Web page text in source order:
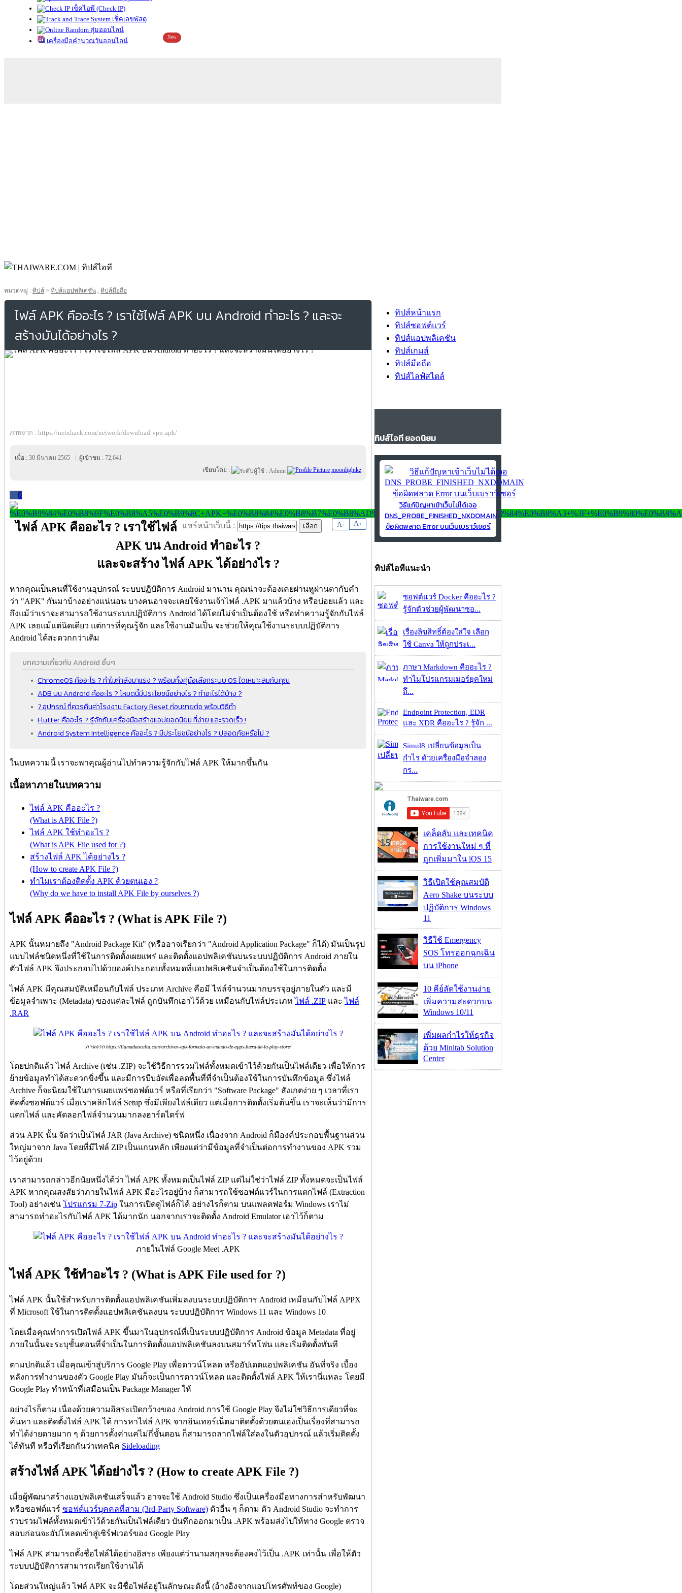
เช็คไอพี (Check IP)
เช็คเลขพัสดุ
สุ่มออนไลน์
เครื่องมือคำนวณวันออนไลน์
New
หมวดหมู่ : ทิปส์ > ทิปส์แอปพลิเคชัน , ทิปส์มือถือ
ไฟล์ APK คืออะไร ? เราใช้ไฟล์ APK บน Android ทำอะไร ? และจะ
สร้างมันได้อย่างไร ?
ภาพจาก : https://netxhack.com/network/download-vpn-apk/
เมื่อ : 30 มีนาคม 2565 ผู้เข้าชม : 72,641
เขียนโดย :
moonlightkz
0
A- A+
แชร์หน้าเว็บนี้ :
ไฟล์ APK คืออะไร ? เราใช้ไฟล์
APK บน Android ทำอะไร ?
และจะสร้าง ไฟล์ APK ได้อย่างไร ?
หากคุณเป็นคนที่ใช้งานอุปกรณ์ ระบบปฏิบัติการ Android มานาน คุณน่าจะต้องเคยผ่านหูผ่านตากับคำ
ว่า "APK" กันมาบ้างอย่างแน่นอน บางคนอาจจะเคยใช้งานเจ้าไฟล์ .APK มาแล้วบ้าง หรือบ่อยแล้ว และ
ถึงแม้ว่าเราจะสามารถใช้งานระบบปฏิบัติการ Android ได้โดยไม่จำเป็นต้องใช้ หรือทำความรู้จักกับไฟล์
APK เลยแม้แต่นิดเดียว แต่การที่คุณรู้จัก และใช้งานมันเป็น จะช่วยให้คุณใช้งานระบบปฏิบัติการ
Android ได้สะดวกกว่าเดิม
บทความเกี่ยวกับ Android อื่นๆ
ChromeOS คืออะไร ? ทำไมกำลังมาแรง ? พร้อมทั้งคู่มือเลือกระบบ OS ใดเหมาะสมกับคุณ
ADB บน Android คืออะไร ? โหมดนี้มีประโยชน์อย่างไร ? ทำอะไรได้บ้าง ?
7 อุปกรณ์ ที่ควรคืนค่าโรงงาน Factory Reset ก่อนขายต่อ พร้อมวิธีทำ
Flutter คืออะไร ? รู้จักกับเครื่องมือสร้างแอปยอดนิยม ที่ง่าย และรวดเร็ว !
Android System Intelligence คืออะไร ? มีประโยชน์อย่างไร ? ปลอดภัยหรือไม่ ?
ในบทความนี้ เราจะพาคุณผู้อ่านไปทำความรู้จักกับไฟล์ APK ให้มากขึ้นกัน
เนื้อหาภายในบทความ
ไฟล์ APK คืออะไร ?
(What is APK File ?)
ไฟล์ APK ใช้ทำอะไร ?
(What is APK File used for ?)
สร้างไฟล์ APK ได้อย่างไร ?
(How to create APK File ?)
ทำไมเราต้องติดตั้ง APK ด้วยตนเอง ?
(Why do we have to install APK File by ourselves ?)
ไฟล์ APK คืออะไร ? (What is APK File ?)
APK นั้นหมายถึง "Android Package Kit" (หรืออาจเรียกว่า "Android Application Package" ก็ได้) มันเป็นรูป
แบบไฟล์ชนิดหนึ่งที่ใช้ในการติดตั้งเผยแพร่ และติดตั้งแอปพลิเคชันบนระบบปฏิบัติการ Android ภายใน
ตัวไฟล์ APK จึงประกอบไปด้วยองค์ประกอบทั้งหมดที่แอปพลิเคชันจำเป็นต้องใช้ในการติดตั้ง
ไฟล์ APK มีคุณสมบัติเหมือนกับไฟล์ ประเภท Archive คือมี ไฟล์จำนวนมากบรรจุอยู่ภายในตัว และมี
ข้อมูลจำเพาะ (Metadata) ของแต่ละไฟล์ ถูกบันทึกเอาไว้ด้วย เหมือนกับไฟล์ประเภทไฟล์ .ZIP และไฟล์
.RAR
ภาพจาก https://llamadaoculta.com/archivos-apk-formato-un-mundo-de-apps-fuera-de-la-play-store/
โดยปกติแล้ว ไฟล์ Archive (เช่น .ZIP) จะใช้วิธีการรวมไฟล์ทั้งหมดเข้าไว้ด้วยกันเป็นไฟล์เดียว เพื่อให้การ
ย้ายข้อมูลทำได้สะดวกขิ่งขึ้น และมีการบีบอัดเพื่อลดพื้นที่ที่จำเป็นต้องใช้ในการบันทึกข้อมูล ซึ่งไฟล์
Archive ก็จะนิยมใช้ในการเผยแพร่ซอฟต์แวร์ หรือที่เรียกว่า "Software Package" สังเกตง่าย ๆ เวลาที่เรา
ติดตั้งซอฟต์แวร์ เมื่อเราคลิกไฟล์ Setup ซึ่งมีเพียงไฟล์เดียว แต่เมื่อการติดตั้งเริ่มต้นขึ้น เราจะเห็นว่ามีการ
แตกไฟล์ และคัดลอกไฟล์จำนวนมากลงฮาร์ดไดร์ฟ
ส่วน APK นั้น จัดว่าเป็นไฟล์ JAR (Java Archive) ชนิดหนึ่ง เนื่องจาก Android ก็มีองค์ประกอบพื้นฐานส่วน
ใหญ่มาจาก Java โดยที่มีไฟล์ ZIP เป็นแกนหลัก เพียงแต่ว่ามีข้อมูลที่จำเป็นต่อการทำงานของ APK รวม
ไว้อยู่ด้วย
เราสามารถกล่าวอีกนัยหนึ่งได้ว่า ไฟล์ APK ทั้งหมดเป็นไฟล์ ZIP แต่ไม่ใช่ว่าไฟล์ ZIP ทั้งหมดจะเป็นไฟล์
APK หากคุณสงสัยว่าภายในไฟล์ APK มีอะไรอยู่บ้าง ก็สามารถใช้ซอฟต์แวร์ในการแตกไฟล์ (Extraction
Tool) อย่างเช่น โปรแกรม 7-Zip ในการเปิดดูไฟล์ก็ได้ อย่างไรก็ตาม บนแพลตฟอร์ม Windows เราไม่
สามารถทำอะไรกับไฟล์ APK ได้มากนัก นอกจากเราจะติดตั้ง Android Emulator เอาไว้ก็ตาม
ภายในไฟล์ Google Meet .APK
ไฟล์ APK ใช้ทำอะไร ? (What is APK File used for ?)
ไฟล์ APK นั้นใช้สำหรับการติดตั้งแอปพลิเคชันเพิ่มลงบนระบบปฏิบัติการ Android เหมือนกับไฟล์ APPX
ที่ Microsoft ใช้ในการติดตั้งแอปพลิเคชันลงบน ระบบปฏิบัติการ Windows 11 และ Windows 10
โดยเมื่อคุณทำการเปิดไฟล์ APK ขึ้นมาในอุปกรณ์ที่เป็นระบบปฏิบัติการ Android ข้อมูล Metadata ที่อยู่
ภายในนั้นจะระบุขั้นตอนที่จำเป็นในการติดตั้งแอปพลิเคชันลงบนสมาร์ทโฟน และเริ่มติดตั้งทันที
ตามปกติแล้ว เมื่อคุณเข้าสู่บริการ Google Play เพื่อดาวน์โหลด หรืออัปเดตแอปพลิเคชัน อันที่จริง เบื้อง
หลังการทำงานของตัว Google Play มันก็จะเป็นการดาวน์โหลด และติดตั้งไฟล์ APK ให้เรานี่แหละ โดยมี
Google Play ทำหน้าที่เสมือนเป็น Package Manager ให้
อย่างไรก็ตาม เนื่องด้วยความอิสระเปิดกว้างของ Android การใช้ Google Play จึงไม่ใช่วิธีการเดียวที่จะ
ค้นหา และติดตั้งไฟล์ APK ได้ การหาไฟล์ APK จากอินเทอร์เน็ตมาติดตั้งด้วยตนเองเป็นเรื่องที่สามารถ
ทำได้ง่ายดายมาก ๆ ด้วยการตั้งค่าแค่ไม่กี่ขั้นตอน ก็สามารถลากไฟล์ใส่ลงในตัวอุปกรณ์ แล้วเริ่มติดตั้ง
ได้ทันที หรือที่เรียกกันว่าเทคนิค Sideloading
สร้างไฟล์ APK ได้อย่างไร ? (How to create APK File ?)
เมื่อผู้พัฒนาสร้างแอปพลิเคชันเสร็จแล้ว อาจจะใช้ Android Studio ซึ่งเป็นเครื่องมือทางการสำหรับพัฒนา
หรือซอฟต์แวร์ ซอฟต์แวร์บุคคลที่สาม (3rd-Party Software) ตัวอื่น ๆ ก็ตาม ตัว Android Studio จะทำการ
รวบรวมไฟล์ทั้งหมดเข้าไว้ด้วยกันเป็นไฟล์เดียว บันทึกออกมาเป็น .APK พร้อมส่งไปให้ทาง Google ตรวจ
สอบก่อนจะอัปโหลดเข้าสู่เซิร์ฟเวอร์ของ Google Play
ไฟล์ APK สามารถตั้งชื่อไฟล์ได้อย่างอิสระ เพียงแต่ว่านามสกุลจะต้องคงไว้เป็น .APK เท่านั้น เพื่อให้ตัว
ระบบปฏิบัติการสามารถเรียกใช้งานได้
โดยส่วนใหญ่แล้ว ไฟล์ APK จะมีชื่อไฟล์อยู่ในลักษณะดังนี้ (อ้างอิงจากแอปโทรศัพท์ของ Google)
ทิปส์หน้าแรก
ทิปส์ซอฟต์แวร์
ทิปส์แอปพลิเคชัน
ทิปส์เกมส์
ทิปส์มือถือ
ทิปส์ไลฟ์สไตล์
ทิปส์ไอที ยอดนิยม
วิธีแก้ปัญหาเข้าเว็บไม่ได้เจอ
DNS_PROBE_FINISHED_NXDOMAIN
ข้อผิดพลาด Error บนเว็บเบราว์เซอร์
ทิปส์ไอทีแนะนำ
ซอฟต์แวร์ Docker คืออะไร ?
รู้จักตัวช่วยผู้พัฒนาซอ...
เรื่องลิขสิทธิ์ต้องใส่ใจ เลือก
ใช้ Canva ให้ถูกประเ...
ภาษา Markdown คืออะไร ?
ทำไมโปรแกรมเมอร์ยุคใหม่
ถึ...
Endpoint Protection, EDR
และ XDR คืออะไร ? รู้จัก ...
Simul8 เปลี่ยนข้อมูลเป็น
กำไร ด้วยเครื่องมือจำลอง
กร...
เคล็ดลับ และเทคนิค
การใช้งานใหม่ ๆ ที่
ถูกเพิ่มมาใน iOS 15
วิธีเปิดใช้คุณสมบัติ
Aero Shake บนระบบ
ปฏิบัติการ Windows
11
วิธีใช้ Emergency
SOS โทรออกฉุกเฉิน
บน iPhone
10 คีย์ลัดใช้งานง่าย
เพิ่มความสะดวกบน
Windows 10/11
เพิ่มผลกำไรให้ธุรกิจ
ด้วย Minitab Solution
Center